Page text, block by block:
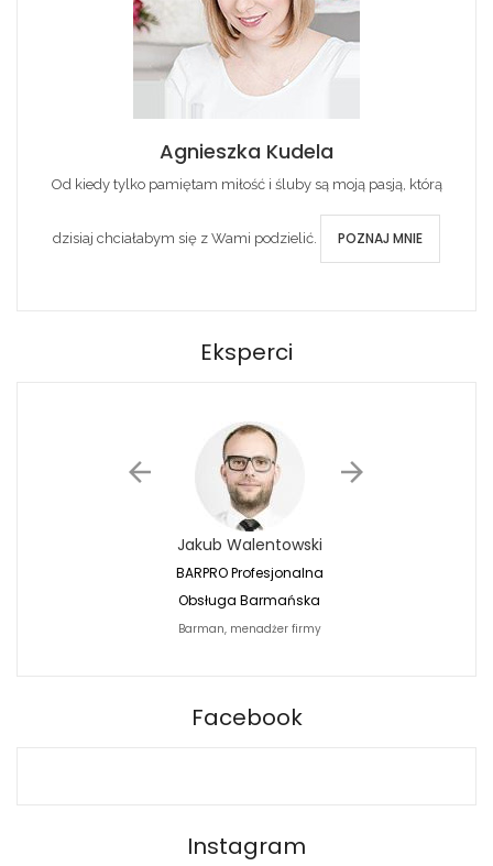
Agnieszka Kudela
Od kiedy tylko pamiętam miłość i śluby są moją pasją, którą
dzisiaj chciałabym się z Wami podzielić. POZNAJ MNIE
Eksperci
Jakub Walentowski
BARPRO Profesjonalna
Obsługa Barmańska
Barman, menadżer firmy
Facebook
Instagram